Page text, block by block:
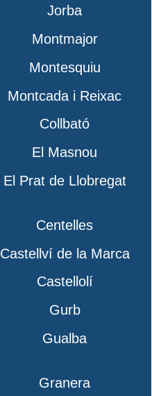
Jorba
Montmajor
Montesquiu
Montcada i Reixac
Collbató
El Masnou
El Prat de Llobregat
Centelles
Castellví de la Marca
Castellolí
Gurb
Gualba
Granera